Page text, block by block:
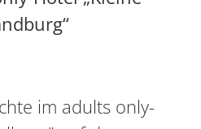
im adults only-